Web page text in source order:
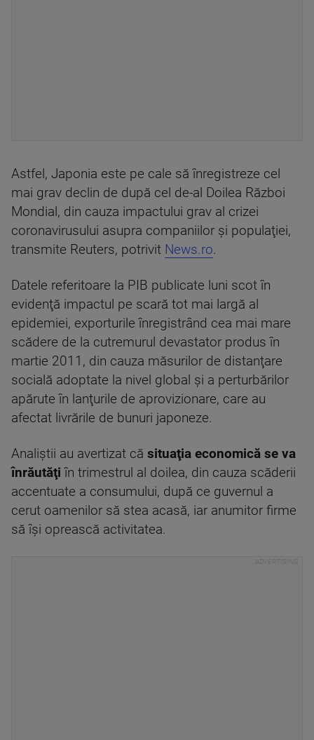
Astfel, Japonia este pe cale să înregistreze cel
mai grav declin de după cel de-al Doilea Război
Mondial, din cauza impactului grav al crizei
coronavirusului asupra companiilor şi populaţiei,
transmite Reuters, potrivit News.ro.
Datele referitoare la PIB publicate luni scot în
evidenţă impactul pe scară tot mai largă al
epidemiei, exporturile înregistrând cea mai mare
scădere de la cutremurul devastator produs în
martie 2011, din cauza măsurilor de distanţare
socială adoptate la nivel global şi a perturbărilor
apărute în lanţurile de aprovizionare, care au
afectat livrările de bunuri japoneze.
Analiştii au avertizat că situaţia economică se va
înrăutăţi în trimestrul al doilea, din cauza scăderii
accentuate a consumului, după ce guvernul a
cerut oamenilor să stea acasă, iar anumitor firme
să îşi oprească activitatea.